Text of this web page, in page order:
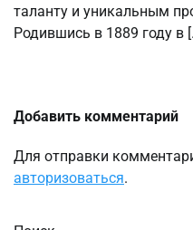
таланту и уникальным
Родившись в 1889 году в
Добавить комментарий
Для отправки
авторизоваться.